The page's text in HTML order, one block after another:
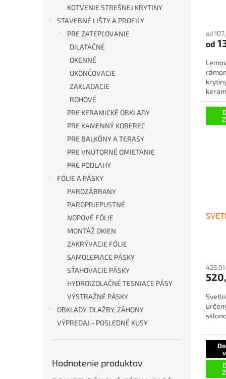
KOTVENIE STREŠNEJ KRYTINY
STAVEBNÉ LIŠTY A PROFILY
PRE ZATEPĽOVANIE
DILATAČNÉ
OKENNÉ
UKONČOVACIE
ZAKLADACIE
ROHOVÉ
PRE KERAMICKÉ OBKLADY
PRE KAMENNÝ KOBEREC
PRE BALKÓNY A TERASY
PRE VNÚTORNÉ OMIETANIE
PRE PODLAHY
FÓLIE A PÁSKY
PAROZÁBRANY
PAROPRIEPUSTNÉ
NOPOVÉ FÓLIE
MONTÁŽ OKIEN
ZAKRÝVACIE FÓLIE
SAMOLEPIACE PÁSKY
SŤAHOVACIE PÁSKY
HYDROIZOLAČNÉ TESNIACE PÁSY
VÝSTRAŽNÉ PÁSKY
OBKLADY, DLAŽBY, ZÁHONY
VÝPREDAJ - POSLEDNÉ KUSY
Hodnotenie produktov
od
od